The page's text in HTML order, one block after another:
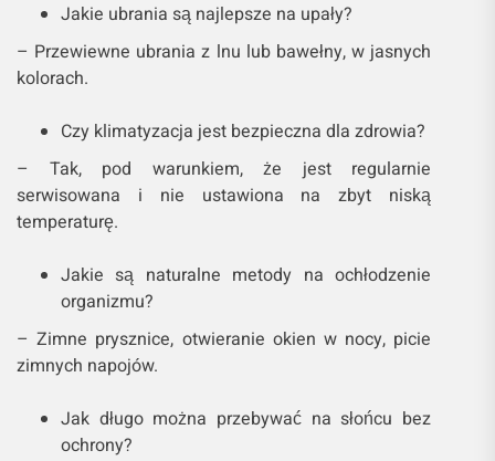
Jakie ubrania są najlepsze na upały?
– Przewiewne ubrania z lnu lub bawełny, w jasnych
kolorach.
Czy klimatyzacja jest bezpieczna dla zdrowia?
– Tak, pod warunkiem, że jest regularnie
serwisowana i nie ustawiona na zbyt niską
temperaturę.
Jakie są naturalne metody na ochłodzenie
organizmu?
– Zimne prysznice, otwieranie okien w nocy, picie
zimnych napojów.
Jak długo można przebywać na słońcu bez
ochrony?